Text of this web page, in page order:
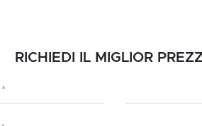
RICHIEDI IL MIGLIOR